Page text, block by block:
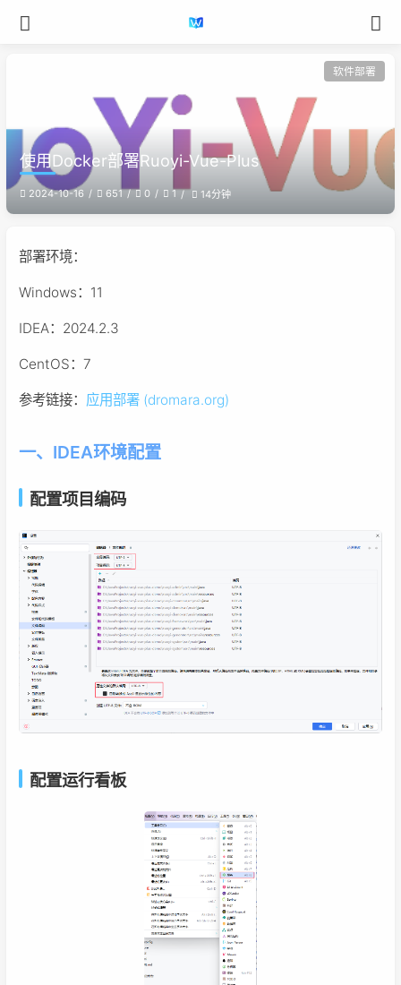
软件部署
使用Docker部署Ruoyi-Vue-Plus
2024-10-16 651 0 1 14分钟
部署环境：
Windows：11
IDEA：2024.2.3
CentOS：7
参考链接： 应用部署 (dromara.org)
一、IDEA环境配置
配置项目编码
配置运行看板